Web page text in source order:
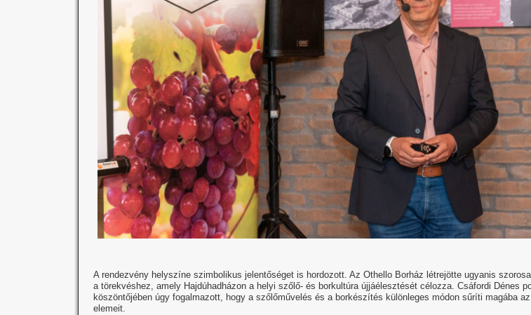
A rendezvény helyszíne szimbolikus jelentőséget is hordozott. Az Othello Borház létrejötte ugyanis
a törekvéshez, amely Hajdúhadházon a helyi szőlő- és borkultúra újjáélesztését célozza. Csáfordi Dénes
köszöntőjében úgy fogalmazott, hogy a szőlőművelés és a borkészítés különleges módon sűríti magába
elemeit.